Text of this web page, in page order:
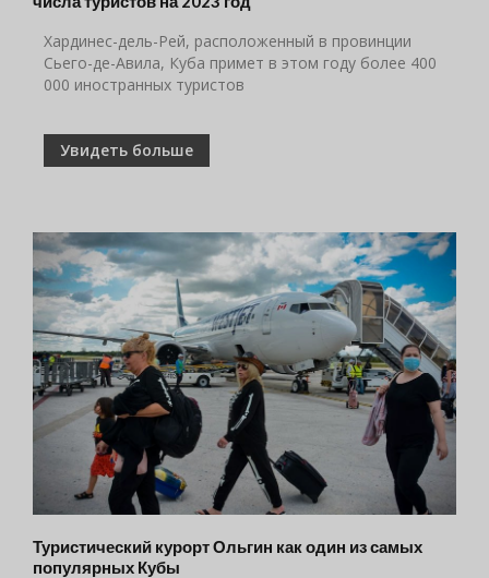
Хардинес-дель-Рей, расположенный в провинции
Сьего-де-Авила, Куба примет в этом году более 400
000 иностранных туристов
Увидеть больше
Туристический курорт Ольгин как один из самых
популярных Кубы